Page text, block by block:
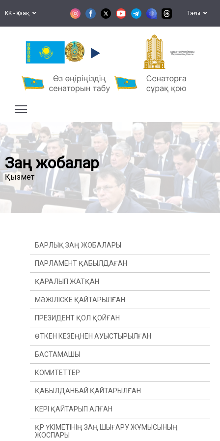
KK - Қазақ Тағы
Қазақстан Республикасы
Парламентінің Сенаты
Заң жобалар
Қызмет
БАРЛЫҚ ЗАҢ ЖОБАЛАРЫ
ПАРЛАМЕНТ ҚАБЫЛДАҒАН
ҚАРАЛЫП ЖАТҚАН
МӘЖІЛІСКЕ ҚАЙТАРЫЛҒАН
ПРЕЗИДЕНТ ҚОЛ ҚОЙҒАН
ӨТКЕН КЕЗЕҢНЕН АУЫСТЫРЫЛҒАН
ӨТКЕН ЖЫЛДАН
ӨТКЕН СЕССИЯДАН
БАСТАМАШЫ
ПРЕЗИДЕНТ
ДЕПУТАТ(Ы)
ҮКІМЕТ
КОМИТЕТТЕР
КОНСТИТУЦИЯЛЫҚ ЗАҢНАМА, СОТ ЖҮЙЕСІ
ЖӘНЕ ҚҰҚЫҚ ҚОРҒАУ ОРГАНДАРЫ КОМИТЕТІ
ҚАРЖЫ ЖӘНЕ БЮДЖЕТ КОМИТЕТІ
ХАЛЫҚАРАЛЫҚ ҚАТЫНАСТАР, ҚОРҒАНЫС
ҚАБЫЛДАНБАЙ ҚАЙТАРЫЛҒАН
КЕРІ ҚАЙТАРЫП АЛҒАН
ҚР ҮКІМЕТІНІҢ ЗАҢ ШЫҒАРУ ЖҰМЫСЫНЫҢ
ЖОСПАРЫ